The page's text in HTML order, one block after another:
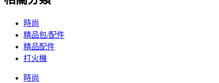
時尚
精品包/配件
精品配件
打火機
時尚